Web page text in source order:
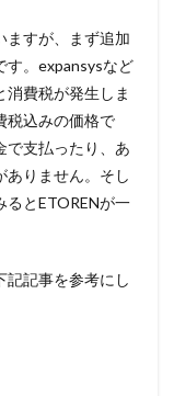
ますが、まず追加
す。expansysなど
費税が発生しま
税込みの価格で
で支払ったり、あ
ありません。そし
るとETORENが一
記記事を参考にし